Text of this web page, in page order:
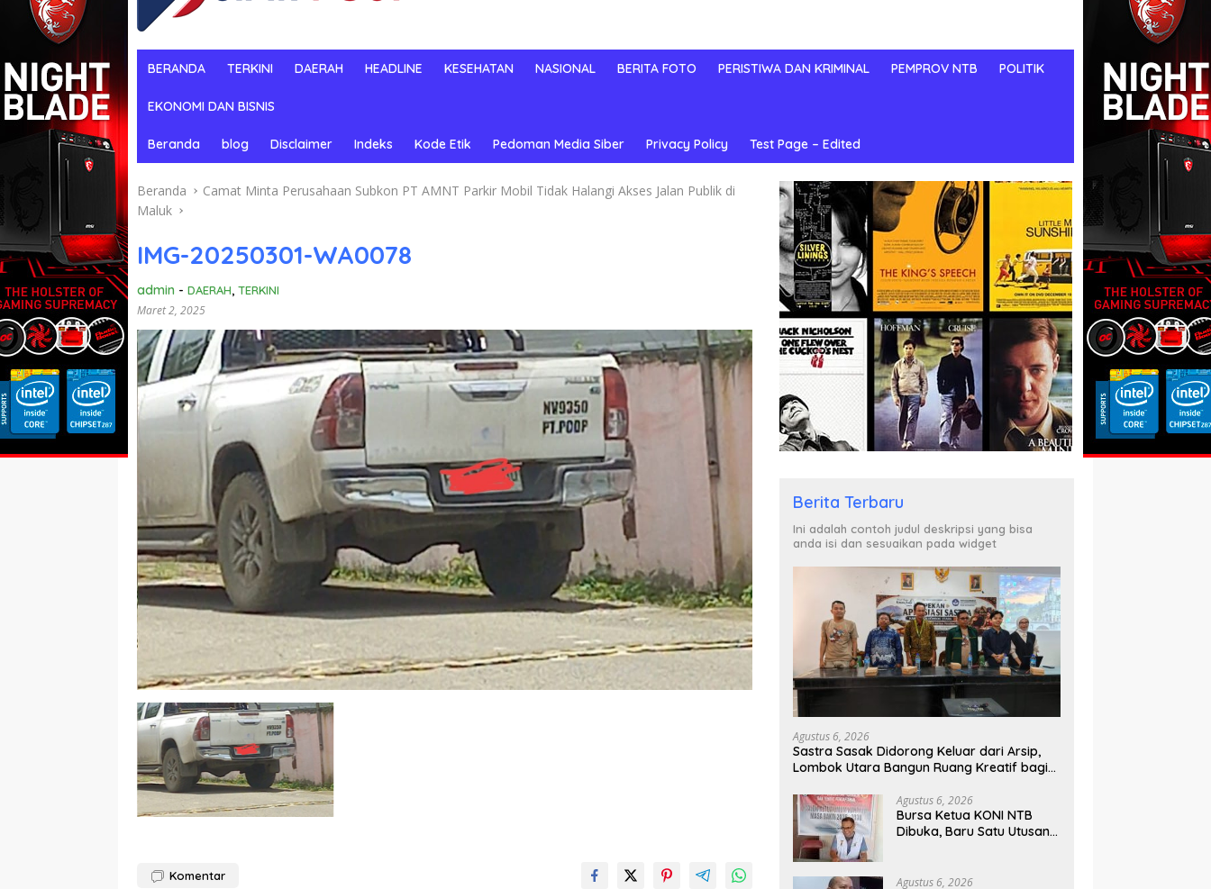
BERANDA TERKINI DAERAH HEADLINE KESEHATAN NASIONAL BERITA FOTO PERISTIWA DAN KRIMINAL PEMPROV NTB POLITIK
EKONOMI DAN BISNIS
Beranda blog Disclaimer Indeks Kode Etik Pedoman Media Siber Privacy Policy Test Page – Edited
Beranda
Camat Minta Perusahaan Subkon PT AMNT Parkir Mobil Tidak Halangi Akses Jalan Publik di
Maluk
IMG-20250301-WA0078
admin - DAERAH, TERKINI
Maret 2, 2025
Komentar
Berita Terbaru
Ini adalah contoh judul deskripsi yang bisa
anda isi dan sesuaikan pada widget
Agustus 6, 2026
Sastra Sasak Didorong Keluar dari Arsip,
Lombok Utara Bangun Ruang Kreatif bagi
Agustus 6, 2026
Bursa Ketua KONI NTB
Dibuka, Baru Satu Utusan
Agustus 6, 2026